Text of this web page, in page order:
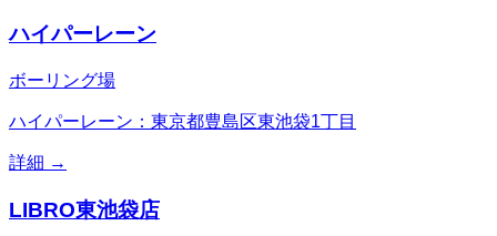
ハイパーレーン
ボーリング場
ハイパーレーン：東京都豊島区東池袋1丁目
詳細 →
LIBRO東池袋店